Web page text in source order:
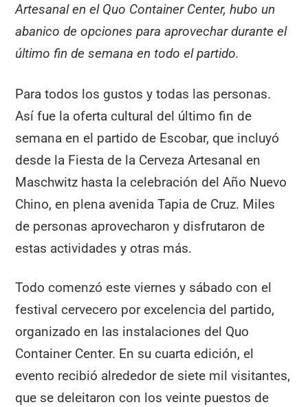
Artesanal en el Quo Container Center, hubo un
abanico de opciones para aprovechar durante el
último fin de semana en todo el partido.
Para todos los gustos y todas las personas.
Así fue la oferta cultural del último fin de
semana en el partido de Escobar, que incluyó
desde la Fiesta de la Cerveza Artesanal en
Maschwitz hasta la celebración del Año Nuevo
Chino, en plena avenida Tapia de Cruz. Miles
de personas aprovecharon y disfrutaron de
estas actividades y otras más.
Todo comenzó este viernes y sábado con el
festival cervecero por excelencia del partido,
organizado en las instalaciones del Quo
Container Center. En su cuarta edición, el
evento recibió alrededor de siete mil visitantes,
que se deleitaron con los veinte puestos de